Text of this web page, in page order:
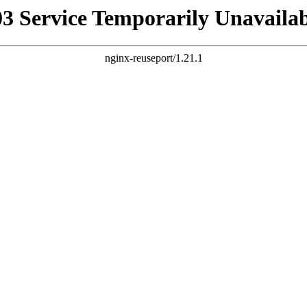
Service Temporarily
nginx-reuseport/1.21.1